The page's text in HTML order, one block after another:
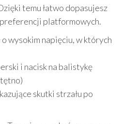
temu łatwo dopasujesz
platformowych.
o wysokim napięciu, w których
i nacisk na balistykę
skutki strzału po